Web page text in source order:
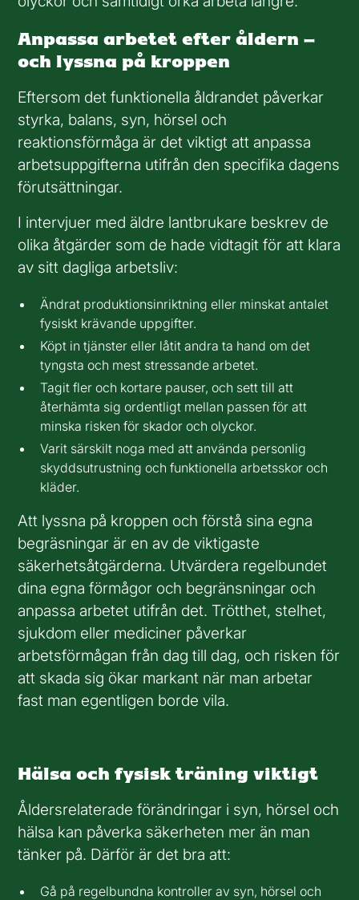
Anpassa arbetet efter åldern –
och lyssna på kroppen
Eftersom det funktionella åldrandet påverkar
styrka, balans, syn, hörsel och
reaktionsförmåga är det viktigt att anpassa
arbetsuppgifterna utifrån den specifika dagens
förutsättningar.
I intervjuer med äldre lantbrukare beskrev de
olika åtgärder som de hade vidtagit för att klara
av sitt dagliga arbetsliv:
Ändrat produktionsinriktning eller minskat antalet
fysiskt krävande uppgifter.
Köpt in tjänster eller låtit andra ta hand om det
tyngsta och mest stressande arbetet.
Tagit fler och kortare pauser, och sett till att
återhämta sig ordentligt mellan passen för att
minska risken för skador och olyckor.
Varit särskilt noga med att använda personlig
skyddsutrustning och funktionella arbetsskor och
kläder.
Att lyssna på kroppen och förstå sina egna
begräsningar är en av de viktigaste
säkerhetsåtgärderna. Utvärdera regelbundet
dina egna förmågor och begränsningar och
anpassa arbetet utifrån det. Trötthet, stelhet,
sjukdom eller mediciner påverkar
arbetsförmågan från dag till dag, och risken för
att skada sig ökar markant när man arbetar
fast man egentligen borde vila.
Hälsa och fysisk träning viktigt
Åldersrelaterade förändringar i syn, hörsel och
hälsa kan påverka säkerheten mer än man
tänker på. Därför är det bra att:
Gå på regelbundna kontroller av syn, hörsel och